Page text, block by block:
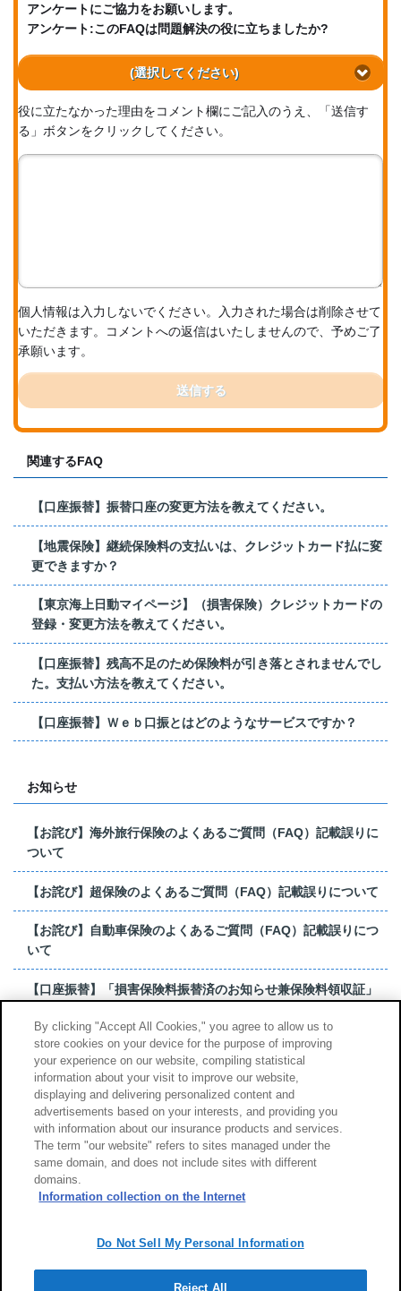
アンケートにご協力をお願いします。
アンケート:このFAQは問題解決の役に立ちましたか?
(選択してください)
役に立たなかった理由をコメント欄にご記入のうえ、「送信す
る」ボタンをクリックしてください。
個人情報は入力しないでください。入力された場合は削除させて
いただきます。コメントへの返信はいたしませんので、予めご了
承願います。
送信する
関連するFAQ
【口座振替】振替口座の変更方法を教えてください。
【地震保険】継続保険料の支払いは、クレジットカード払に変
更できますか？
【東京海上日動マイページ】（損害保険）クレジットカードの
登録・変更方法を教えてください。
【口座振替】残高不足のため保険料が引き落とされませんでし
た。支払い方法を教えてください。
【口座振替】Ｗｅｂ口振とはどのようなサービスですか？
お知らせ
【お詫び】海外旅行保険のよくあるご質問（FAQ）記載誤りに
ついて
【お詫び】超保険のよくあるご質問（FAQ）記載誤りについて
【お詫び】自動車保険のよくあるご質問（FAQ）記載誤りにつ
いて
【口座振替】「損害保険料振替済のお知らせ兼保険料領収証」
【お詫び】超保険のよくあるご質問（FAQ）記載誤りについて
もっと見る
サイトのご利用について
勧誘方針
By clicking "Accept All Cookies," you agree to allow us to
store cookies on your device for the purpose of improving
your experience on our website, compiling statistical
information about your visit to improve our website,
displaying and delivering personalized content and
advertisements based on your interests, and providing you
with information about our insurance products and services.
The term "our website" refers to sites managed under the
same domain, and does not include sites with different
domains.
Information collection on the Internet
Do Not Sell My Personal Information
Reject All